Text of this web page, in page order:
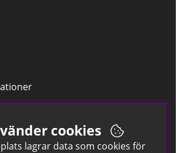
bilen.
cookies
lagrar data som cookies för